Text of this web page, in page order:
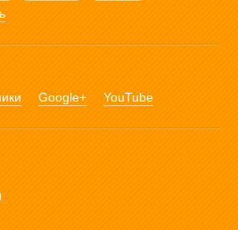
Google+ YouTube